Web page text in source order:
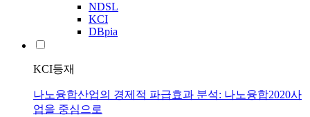
NDSL
KCI
DBpia
KCI등재
나노융합산업의 경제적 파급효과 분석: 나노융합2020사
업을 중심으로